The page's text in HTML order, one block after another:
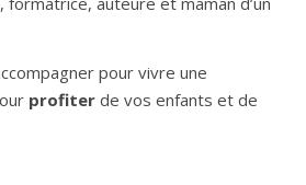
pour vivre une
profiter de vos enfants et de